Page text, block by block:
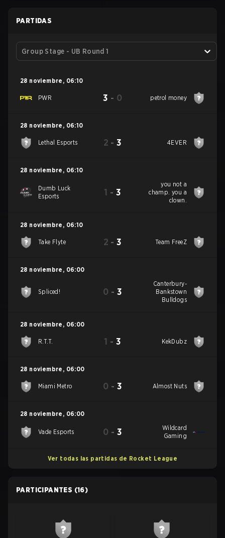
PARTIDAS
Group Stage - UB Round 1
28 noviembre , 06:10
PWR 3 - 0 petrol money
28 noviembre , 06:10
Lethal Esports 2 -3 4EVER
28 noviembre , 06:10
Dumb Luck
Esports
1 - 3
you not a
champ. you a
clown.
28 noviembre , 06:10
Take Flyte 2 -3 Team FreeZ
28 noviembre , 06:00
Spliced! 0 - 3
Canterbury-
Bankstown
Bulldogs
28 noviembre , 06:00
R.T.T. 1 - 3 KekDubz
28 noviembre , 06:00
Miami Metro 0 - 3 Almost Nuts
28 noviembre , 06:00
Vade Esports 0 - 3
Wildcard
Gaming
Ver todas las partidas de Rocket League
PARTICIPANTES (16)